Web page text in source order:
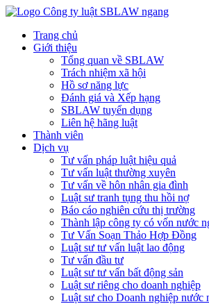
Trang chủ
Giới thiệu
Tổng quan về SBLAW
Trách nhiệm xã hội
Hồ sơ năng lực
Đánh giá và Xếp hạng
SBLAW tuyển dụng
Liên hệ hãng luật
Thành viên
Dịch vụ
Tư vấn pháp luật hiệu quả
Tư vấn luật thường xuyên
Tư vấn về hôn nhân gia đình
Luật sư tranh tụng thu hồi nợ
Báo cáo nghiên cứu thị trường
Thành lập công ty có vốn nước
Tư Vấn Soạn Thảo Hợp Đồng
Luật sư tư vấn luật lao động
Tư vấn đầu tư
Luật sư tư vấn bất động sản
Luật sư riêng cho doanh nghiệp
Luật sư cho Doanh nghiệp nước